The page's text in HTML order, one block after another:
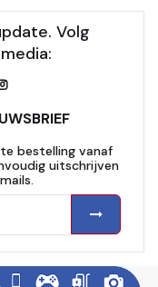
Volg
bestelling vanaf
uitschrijven